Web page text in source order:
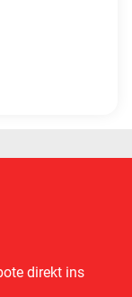
direkt ins